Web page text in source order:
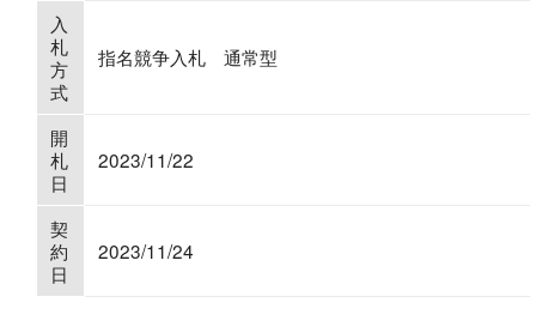
入
札
方
式
指名競争入札 通常型
開
札
日
2023/11/22
契
約
日
2023/11/24